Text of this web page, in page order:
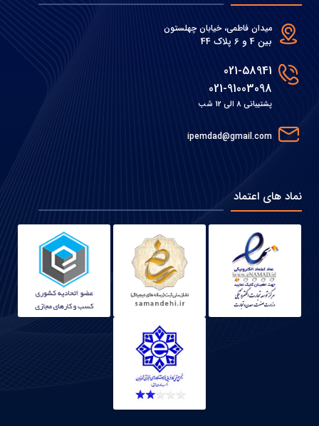
میدان فاطمی، خیابان چهلستون
بین 4 و 6 پلاک 44
021-58941
021-91003098
پشتیبانی 8 الی 12 شب
ipemdad@gmail.com
نماد های اعتماد